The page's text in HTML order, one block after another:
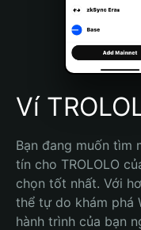
Português (Brasil)
Español (Argentina)
Ví
Bạn đang muốn tìm
tín cho TROLOLO
chọn tốt nhất. Với
thể tự do khám phá
hành trình của bạn